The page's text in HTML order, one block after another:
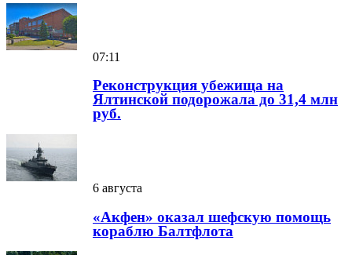
07:11
Реконструкция убежища на
Ялтинской подорожала до 31,4 млн
руб.
6 августа
«Акфен» оказал шефскую помощь
кораблю Балтфлота